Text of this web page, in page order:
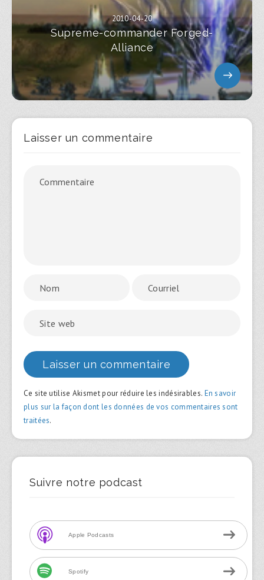
2010-04-20
Supreme-commander Forged-
Alliance
Laisser un commentaire
Ce site utilise Akismet pour réduire les indésirables. En savoir
plus sur la façon dont les données de vos commentaires sont
traitées.
Suivre notre podcast
Apple Podcasts
Spotify